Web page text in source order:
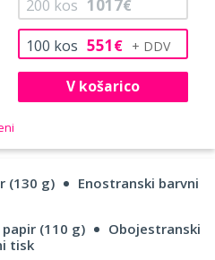
100 kos 551€
200 kos 1017€
V košarico
(130 g)
Enostranski barvni
(110 g)
Obojestranski
tisk